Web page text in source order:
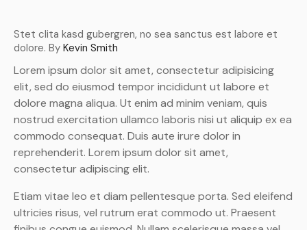
Stet clita kasd gubergren, no sea sanctus est labore et
dolore. By Kevin Smith
Lorem ipsum dolor sit amet, consectetur adipisicing
elit, sed do eiusmod tempor incididunt ut labore et
dolore magna aliqua. Ut enim ad minim veniam, quis
nostrud exercitation ullamco laboris nisi ut aliquip ex ea
commodo consequat. Duis aute irure dolor in
reprehenderit. Lorem ipsum dolor sit amet,
consectetur adipiscing elit.
Etiam vitae leo et diam pellentesque porta. Sed eleifend
ultricies risus, vel rutrum erat commodo ut. Praesent